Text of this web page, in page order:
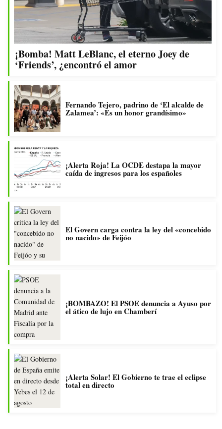
¡Bomba! Matt LeBlanc, el eterno Joey de
‘Friends’, ¿encontró el amor
Fernando Tejero, padrino de ‘El alcalde de
Zalamea’: «Es un honor grandísimo»
¡Alerta Roja! La OCDE destapa la mayor
caída de ingresos para los españoles
El Govern carga contra la ley del «concebido
no nacido» de Feijóo
¡BOMBAZO! El PSOE denuncia a Ayuso por
el ático de lujo en Chamberí
¡Alerta Solar! El Gobierno te trae el eclipse
total en directo